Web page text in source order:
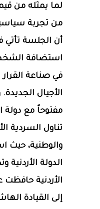
لما يمثله من
من تجربة
أن الجلسة
استضافة
في صناعة القرار
الأجيال
مفتوحاً مع دولة
تناول السردية
والوطنية،
الدولة الأردنية
الأردنية حافظت
إلى القيادة